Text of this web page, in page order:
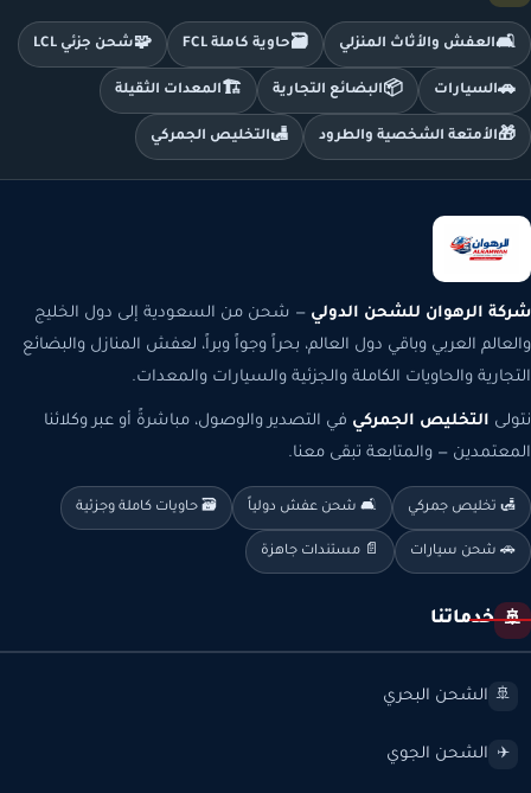
🛋️العفش والأثاث المنزلي 🗃️حاوية كاملة FCL 🧩شحن جزئي LCL
🚗السيارات 📦البضائع التجارية 🏗️المعدات الثقيلة
🎁الأمتعة الشخصية والطرود 🛃التخليص الجمركي
شركة الرهوان للشحن الدولي — شحن من السعودية إلى دول الخليج
والعالم العربي وباقي دول العالم، بحراً وجواً وبراً، لعفش المنازل والبضائع
التجارية والحاويات الكاملة والجزئية والسيارات والمعدات.
نتولى التخليص الجمركي في التصدير والوصول، مباشرةً أو عبر وكلائنا
المعتمدين — والمتابعة تبقى معنا.
🛃 تخليص جمركي 🛋️ شحن عفش دولياً 🗃️ حاويات كاملة وجزئية
🚗 شحن سيارات 📄 مستندات جاهزة
🚢 خدماتنا
🚢 الشحن البحري
✈️ الشحن الجوي